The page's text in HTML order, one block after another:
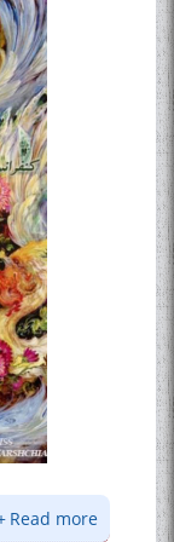
Read more